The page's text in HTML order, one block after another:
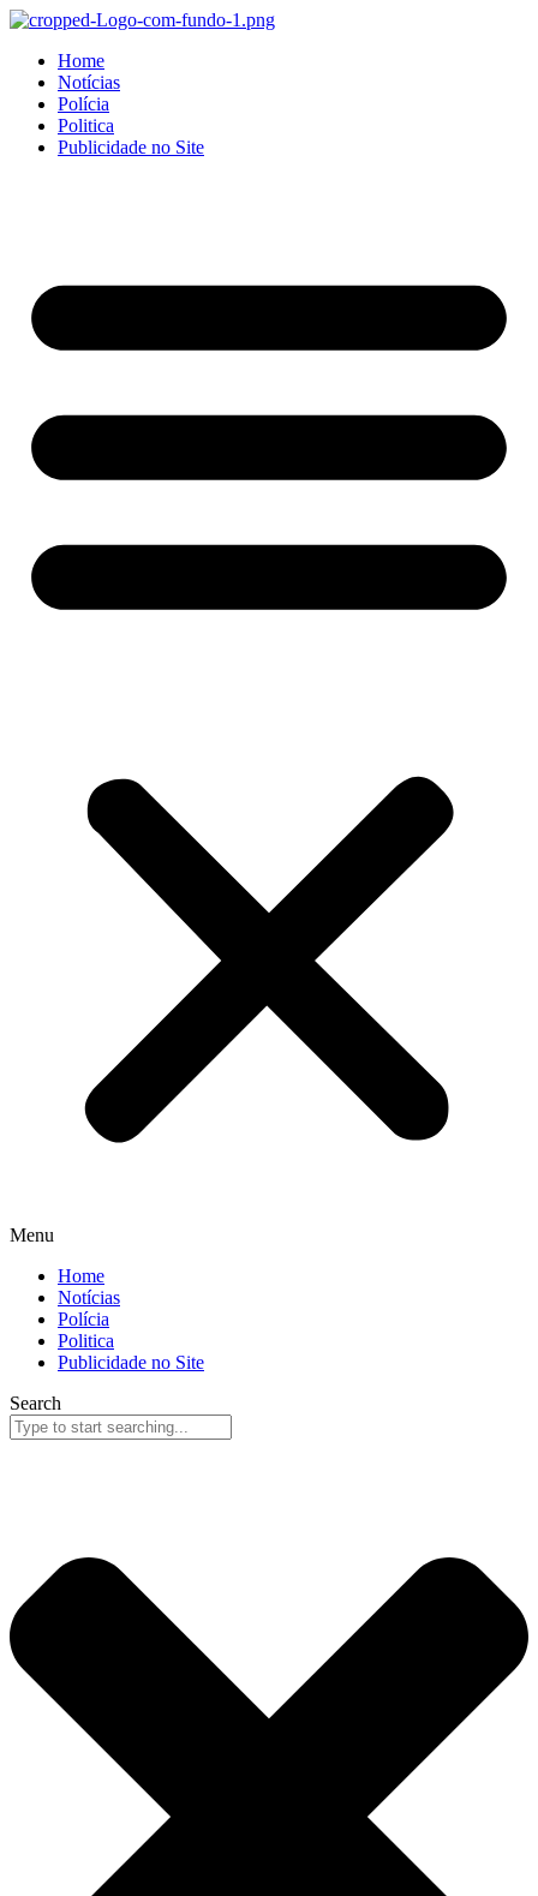
Home
Notícias
Polícia
Politica
Publicidade no Site
Menu
Home
Notícias
Polícia
Politica
Publicidade no Site
Search